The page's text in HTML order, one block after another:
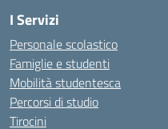
I Servizi
Personale scolastico
Famiglie e studenti
Mobilità studentesca
Percorsi di studio
Tirocini